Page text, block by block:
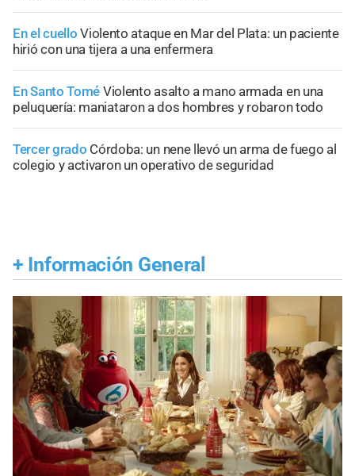
En el cuello Violento ataque en Mar del Plata: un paciente
hirió con una tijera a una enfermera
En Santo Tomé Violento asalto a mano armada en una
peluquería: maniataron a dos hombres y robaron todo
Tercer grado Córdoba: un nene llevó un arma de fuego al
colegio y activaron un operativo de seguridad
+ Información General